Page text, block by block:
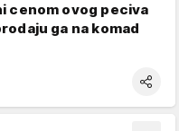
cenom ovog peciva
ga na komad